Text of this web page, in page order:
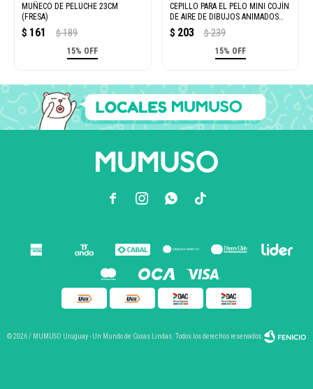
MUÑECO DE PELUCHE 23CM
(FRESA)
$ 161 $ 189
15% OFF
CEPILLO PARA EL PELO MINI COJÍN
DE AIRE DE DIBUJOS ANIMADOS
(AMARILLO)
$ 203 $ 239
15% OFF
  
© 2026 / MUMUSO Uruguay - Un Mundo de Cosas Lindas. Todos los derechos reservados.